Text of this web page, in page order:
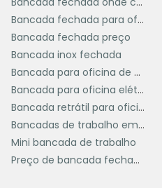
é abancada móvel,
que permitem fácil
de trabalho. Essa
útil em
como em laboratórios
onde a flexibilidade
a diferentes tarefas
também são uma
quem busca
Bancada fechada para oficina
Bancada fechada preço
Bancada inox fechada
Bancada para oficina de madeira
Bancada para oficina elétrica
Bancada retrátil para oficina
Bancadas de trabalho em madeira
Mini bancada de trabalho
Preço de bancada fechada